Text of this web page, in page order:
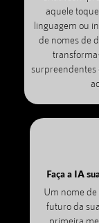
aquele
linguagem ou
de nomes de
Faça a IA
Um nome de
futuro da